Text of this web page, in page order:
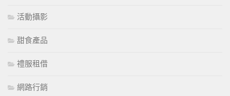
活動攝影
甜食產品
禮服租借
網路行銷